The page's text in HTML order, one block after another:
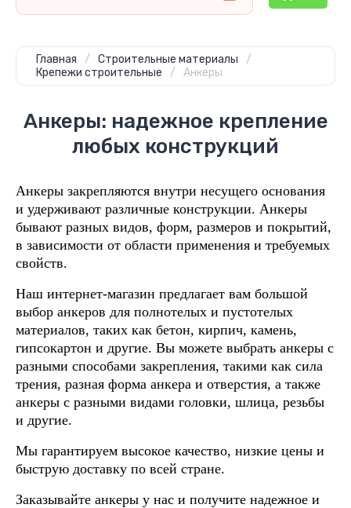
Главная / Строительные материалы
/
Крепежи строительные
/ Анкеры
Анкеры: надежное крепление
любых конструкций
Анкеры закрепляются внутри несущего основания
и удерживают различные конструкции. Анкеры
бывают разных видов, форм, размеров и покрытий,
в зависимости от области применения и требуемых
свойств.
Наш интернет-магазин предлагает вам большой
выбор анкеров для полнотелых и пустотелых
материалов, таких как бетон, кирпич, камень,
гипсокартон и другие. Вы можете выбрать анкеры с
разными способами закрепления, такими как сила
трения, разная форма анкера и отверстия, а также
анкеры с разными видами головки, шлица, резьбы
и другие.
Мы гарантируем высокое качество, низкие цены и
быструю доставку по всей стране.
Заказывайте анкеры у нас и получите надежное и